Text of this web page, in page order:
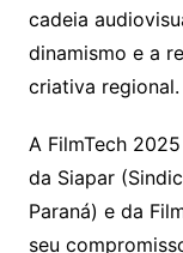
cadeia
dinamismo e a
criativa regional.
A FilmTech
da Siapar
Paraná) e da
seu